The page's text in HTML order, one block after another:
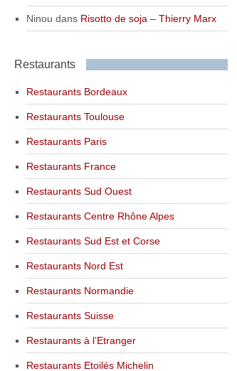
Ninou dans Risotto de soja – Thierry Marx
Restaurants
Restaurants Bordeaux
Restaurants Toulouse
Restaurants Paris
Restaurants France
Restaurants Sud Ouest
Restaurants Centre Rhône Alpes
Restaurants Sud Est et Corse
Restaurants Nord Est
Restaurants Normandie
Restaurants Suisse
Restaurants à l’Etranger
Restaurants Etoilés Michelin